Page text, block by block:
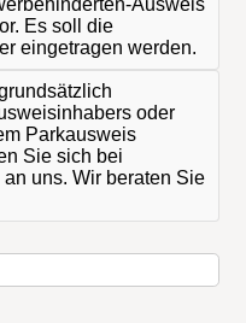
Ausweis
Es soll die
eingetragen werden.
oder
Parkausweis
Sie sich bei
uns. Wir beraten Sie